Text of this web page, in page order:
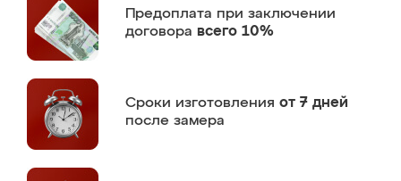
Предоплата при заключении
договора всего 10%
Сроки изготовления от 7 дней
после замера